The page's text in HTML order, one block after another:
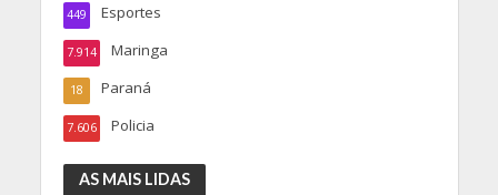
Esportes
449
Maringa
7.914
Paraná
18
Policia
7.606
AS MAIS LIDAS